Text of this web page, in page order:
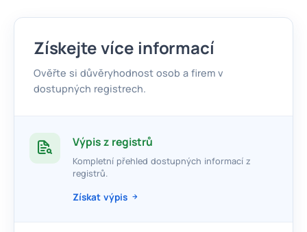
Získejte více informací
Ověřte si důvěryhodnost osob a firem v
dostupných registrech.
Výpis z registrů
Kompletní přehled dostupných informací z
registrů.
Získat výpis